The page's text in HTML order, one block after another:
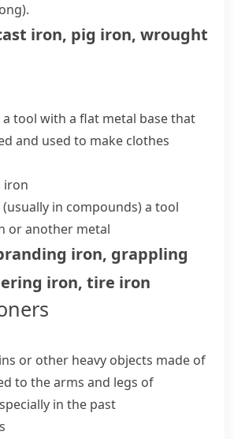
.
iron, pig iron, wrought
a tool with a flat metal base that
and used to make clothes
iron
(usually in compounds)a tool
or another metal
iron, grappling
iron, tire iron
or other heavy objects made of
to the arms and legs of
in the past